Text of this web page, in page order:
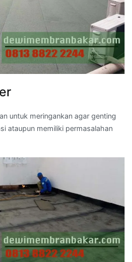
untuk meringankan agar genting
ataupun memiliki permasalahan